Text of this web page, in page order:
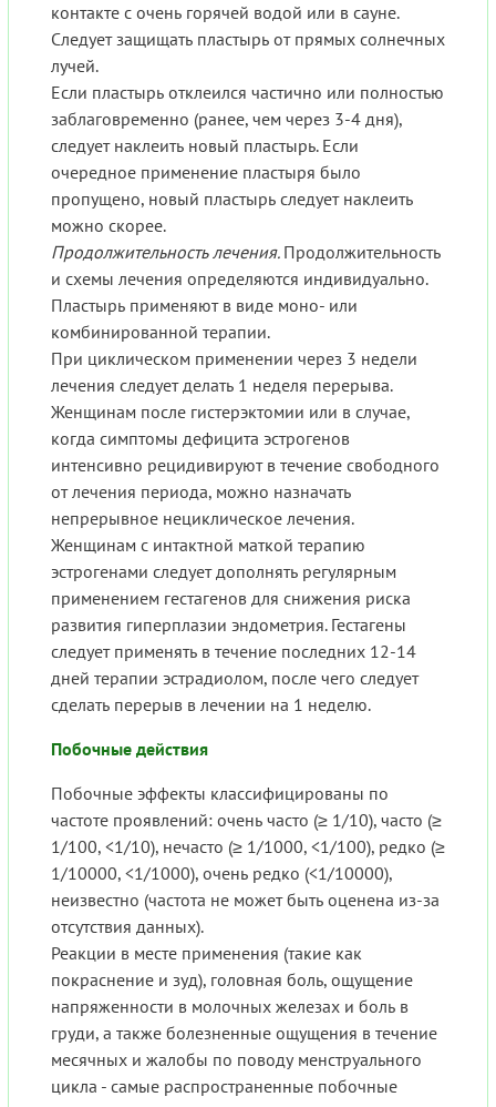
контакте с очень горячей водой или в сауне.
Следует защищать пластырь от прямых солнечных
лучей.
Если пластырь отклеился частично или полностью
заблаговременно (ранее, чем через 3-4 дня),
следует наклеить новый пластырь. Если
очередное применение пластыря было
пропущено, новый пластырь следует наклеить
можно скорее.
Продолжительность лечения. Продолжительность
и схемы лечения определяются индивидуально.
Пластырь применяют в виде моно- или
комбинированной терапии.
При циклическом применении через 3 недели
лечения следует делать 1 неделя перерыва.
Женщинам после гистерэктомии или в случае,
когда симптомы дефицита эстрогенов
интенсивно рецидивируют в течение свободного
от лечения периода, можно назначать
непрерывное нециклическое лечения.
Женщинам с интактной маткой терапию
эстрогенами следует дополнять регулярным
применением гестагенов для снижения риска
развития гиперплазии эндометрия. Гестагены
следует применять в течение последних 12-14
дней терапии эстрадиолом, после чего следует
сделать перерыв в лечении на 1 неделю.
Побочные действия
Побочные эффекты классифицированы по
частоте проявлений: очень часто (≥ 1/10), часто (≥
1/100, <1/10), нечасто (≥ 1/1000, <1/100), редко (≥
1/10000, <1/1000), очень редко (<1/10000),
неизвестно (частота не может быть оценена из-за
отсутствия данных).
Реакции в месте применения (такие как
покраснение и зуд), головная боль, ощущение
напряженности в молочных железах и боль в
груди, а также болезненные ощущения в течение
месячных и жалобы по поводу менструального
цикла - самые распространенные побочные